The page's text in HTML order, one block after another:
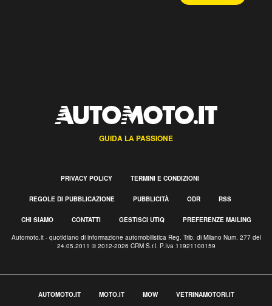
GUIDA LA PASSIONE
PRIVACY POLICY TERMINI E CONDIZIONI
REGOLE DI PUBBLICAZIONE PUBBLICITÀ ODR RSS
CHI SIAMO CONTATTI GESTISCI UTIQ PREFERENZE MAILING
Automoto.it - quotidiano di informazione automobilistica Reg. Trib. di Milano Num. 277 del
24.05.2011 © 2012-2026 CRM S.r.l. P.Iva 11921100159
AUTOMOTO.IT MOTO.IT MOW VETRINAMOTORI.IT